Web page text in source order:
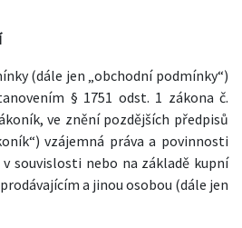
(dále jen „obchodní podmínky“)
§ 1751 odst. 1 zákona č.
ve znění pozdějších předpisů
vzájemná práva a povinnosti
souvislosti nebo na základě kupní
a jinou osobou (dále jen